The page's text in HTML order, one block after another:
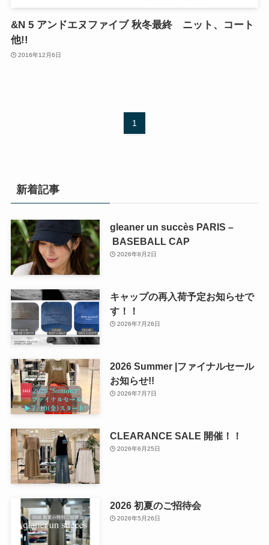
&N 5 アンドエヌファイブ 秋冬最終 ニット、コート
他!!
2016年12月6日
1
新着記事
gleaner un succès PARIS –
BASEBALL CAP
2026年8月2日
キャップの再入荷予定お知らせで
す！！
2026年7月26日
2026 Summer |ファイナルセール
お知らせ!!
2026年7月7日
CLEARANCE SALE 開催！！
2026年6月25日
2026 初夏のご招待会
2026年5月26日